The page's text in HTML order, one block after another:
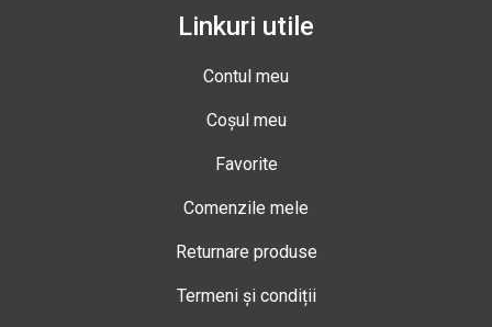
Linkuri utile
Contul meu
Coșul meu
Favorite
Comenzile mele
Returnare produse
Termeni și condiții